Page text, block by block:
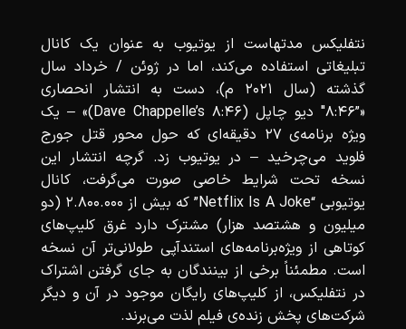
نتفلیکس مدتهاست از یوتیوب به عنوان یک کانال
تبلیغاتی استفاده می‌کند، اما در ژوئن / خرداد سال
گذشته (سال 2021 م)، دست به انتشار انحصاری
«”8:46″ دیو چاپل (Dave Chappelle’s 8:46)» – یک
ویژه برنامه‌ی 27 دقیقه‌ای که حول محور قتل جورج
فلوید می‌چرخید – در یوتیوب زد. گرچه انتشار این
نسخه تحت شرایط خاصی صورت می‌گرفت، کانال
یوتیوبی “Netflix Is A Joke” که بیش از 2.800.000 (دو
میلیون و هشتصد هزار) مشترک دارد غرق کلیپ‌های
کوتاهی از ویژه‌برنامه‌های استندآپی طولانی‌تر آن‌ نسخه
است. مطمئناً برخی از بینندگان به جای گرفتن اشتراک
در نتفلیکس، از کلیپ‌های رایگان موجود در آن و دیگر
شرکت‌های پخش زنده‌ی فیلم لذت می‌برند.